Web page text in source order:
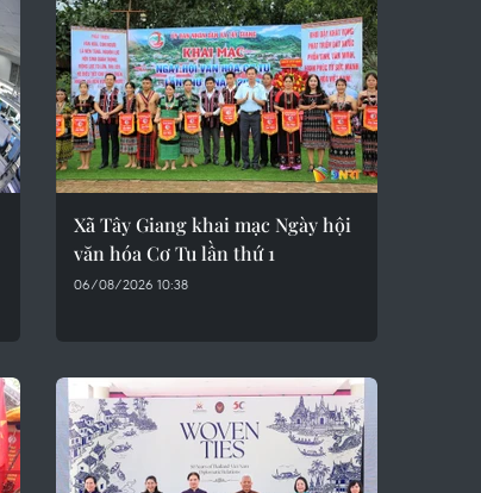
Xã Tây Giang khai mạc Ngày hội
văn hóa Cơ Tu lần thứ 1
06/08/2026 10:38